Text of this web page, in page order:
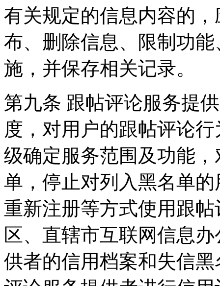
有关规定的信息内容的
布、删除信息、限制功
施，并保存相关记录。
第九条 跟帖评论服务提
度，对用户的跟帖评论
级确定服务范围及功能
单，停止对列入黑名单
重新注册等方式使用跟
区、直辖市互联网信息
供者的信用档案和失信